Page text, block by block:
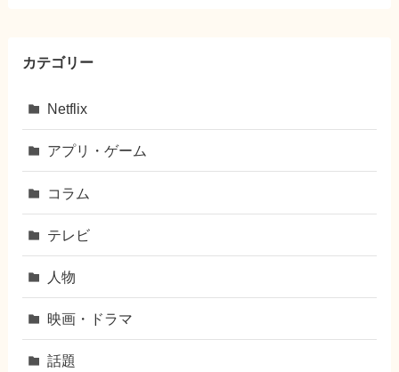
カテゴリー
Netflix
アプリ・ゲーム
コラム
テレビ
人物
映画・ドラマ
話題